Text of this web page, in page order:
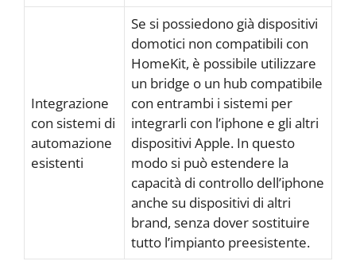
Integrazione
con sistemi di
automazione
esistenti
Se si possiedono già dispositivi
domotici non compatibili con
HomeKit, è possibile utilizzare
un bridge o un hub compatibile
con entrambi i sistemi per
integrarli con l’iphone e gli altri
dispositivi Apple. In questo
modo si può estendere la
capacità di controllo dell’iphone
anche su dispositivi di altri
brand, senza dover sostituire
tutto l’impianto preesistente.